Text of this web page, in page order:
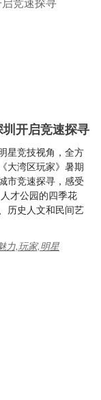
开启竞速探寻
星竞技视角，全方
大湾区玩家》暑期
市竞速探寻，感受
才公园的四季花
历史人文和民间艺
力,玩家,明星